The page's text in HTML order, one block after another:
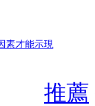
素才能示現
推薦